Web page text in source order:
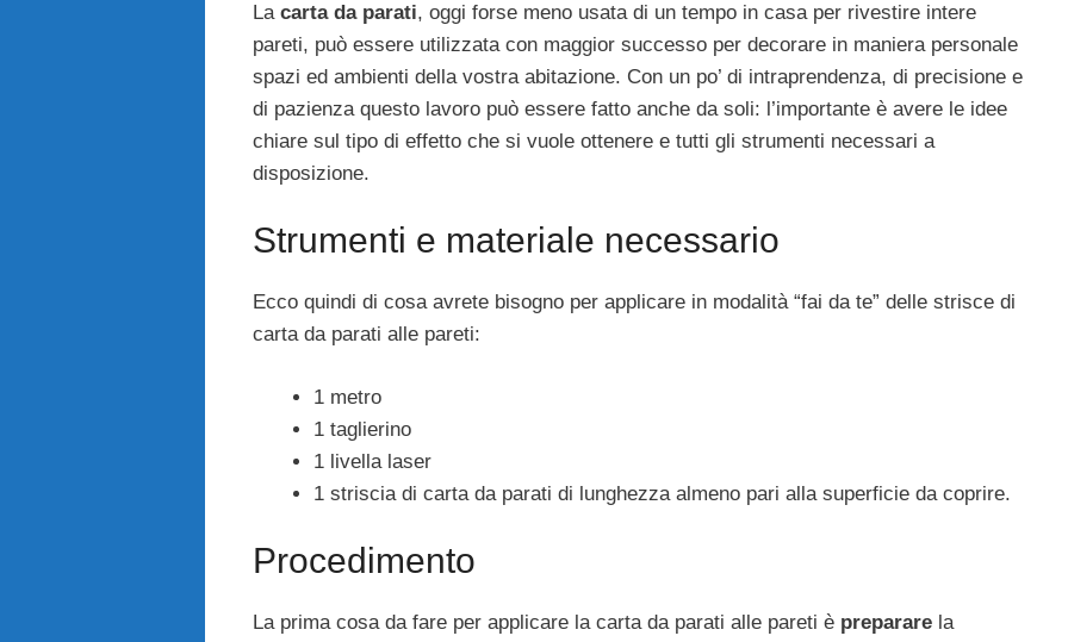
La carta da parati, oggi forse meno usata di un tempo in casa per rivestire intere
pareti, può essere utilizzata con maggior successo per decorare in maniera personale
spazi ed ambienti della vostra abitazione. Con un po’ di intraprendenza, di precisione e
di pazienza questo lavoro può essere fatto anche da soli: l’importante è avere le idee
chiare sul tipo di effetto che si vuole ottenere e tutti gli strumenti necessari a
disposizione.
Strumenti e materiale necessario
Ecco quindi di cosa avrete bisogno per applicare in modalità “fai da te” delle strisce di
carta da parati alle pareti:
1 metro
1 taglierino
1 livella laser
1 striscia di carta da parati di lunghezza almeno pari alla superficie da coprire.
Procedimento
La prima cosa da fare per applicare la carta da parati alle pareti è preparare la